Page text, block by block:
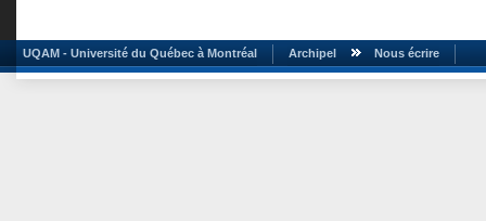
UQAM - Université du Québec à Montréal Archipel Nous écrire